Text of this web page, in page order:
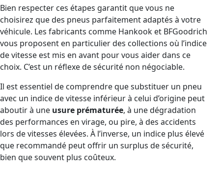
Bien respecter ces étapes garantit que vous ne
choisirez que des pneus parfaitement adaptés à votre
véhicule. Les fabricants comme Hankook et BFGoodrich
vous proposent en particulier des collections où l’indice
de vitesse est mis en avant pour vous aider dans ce
choix. C’est un réflexe de sécurité non négociable.
Il est essentiel de comprendre que substituer un pneu
avec un indice de vitesse inférieur à celui d’origine peut
aboutir à une usure prématurée, à une dégradation
des performances en virage, ou pire, à des accidents
lors de vitesses élevées. À l’inverse, un indice plus élevé
que recommandé peut offrir un surplus de sécurité,
bien que souvent plus coûteux.